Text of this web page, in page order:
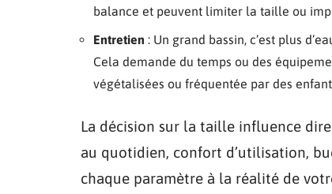
balance et peuvent limiter la taille ou
Entretien : Un grand bassin, c’est plus
Cela demande du temps ou des
végétalisées ou fréquentée par des
La décision sur la taille influence
au quotidien, confort d’utilisation,
chaque paramètre à la réalité de